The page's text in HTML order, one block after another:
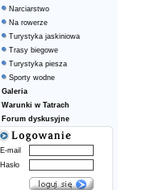
Narciarstwo
Na rowerze
Turystyka jaskiniowa
Trasy biegowe
Turystyka piesza
Sporty wodne
Galeria
Warunki w Tatrach
Forum dyskusyjne
E-mail
Hasło